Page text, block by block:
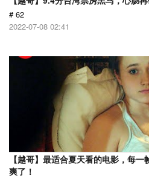
# 62
2022-07-08 02:41
【越哥】最适合夏天看的电影，每
爽了！